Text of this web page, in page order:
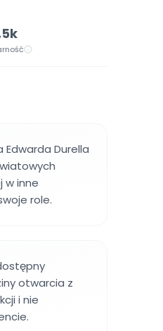
Durella
w inne
role.
otwarcia z
i nie